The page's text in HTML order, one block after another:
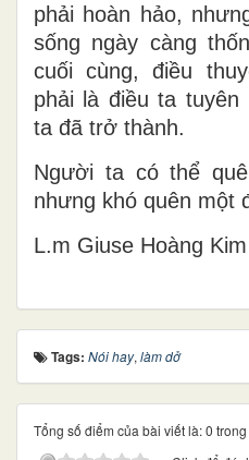
phải hoàn hảo,
sống ngày càng
cuối cùng, điều
phải là điều ta
ta đã trở thành.
Người ta có thể
nhưng khó quên một
L.m Giuse Hoàng
Tags: Nói hay, làm dở
Tổng số điểm của bài viết là: 0